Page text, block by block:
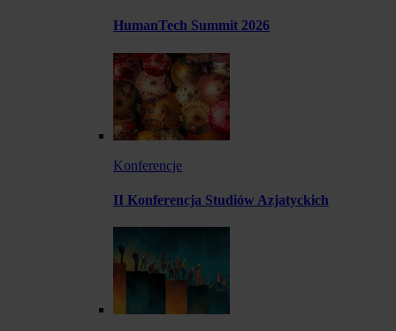
HumanTech Summit 2026
Konferencje
II Konferencja Studiów Azjatyckich